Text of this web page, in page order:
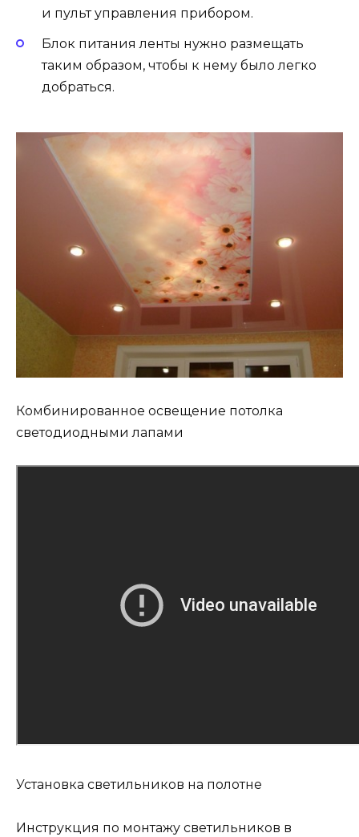
и пульт управления прибором.
Блок питания ленты нужно размещать
таким образом, чтобы к нему было легко
добраться.
Комбинированное освещение потолка
светодиодными лапами
Установка светильников на полотне
Инструкция по монтажу светильников в